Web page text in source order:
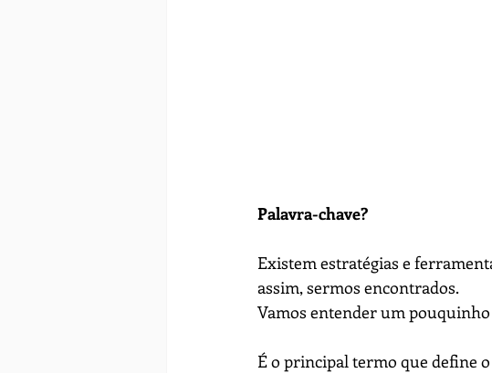
Palavra-chave?
Existem estratégias e
assim, sermos encontrados.
Vamos entender um pouquinho
É o principal termo que define